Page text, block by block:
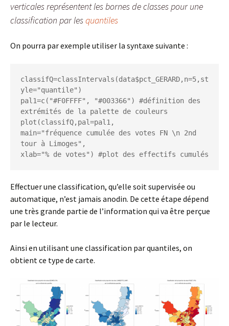
verticales représentent les bornes de classes pour une
classification par lesquantiles
On pourra par exemple utiliser la syntaxe suivante :
classifQ=classIntervals(data$pct_GERARD,n=5,st
yle="quantile")
pal1=c("#F0FFFF", "#003366") #définition des
extrémités de la palette de couleurs
plot(classifQ,pal=pal1,
main="fréquence cumulée des votes FN \n 2nd
tour à Limoges",
xlab="% de votes") #plot des effectifs cumulés
Effectuer une classification, qu’elle soit supervisée ou
automatique, n’est jamais anodin. De cette étape dépend
une très grande partie de l’information qui va être perçue
par le lecteur.
Ainsi en utilisant une classification par quantiles, on
obtient ce type de carte.